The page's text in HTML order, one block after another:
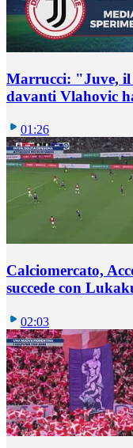
Marrucci: "Juve, il
davanti Vlahovic
01:26
Calciomercato,
succede con
02:03